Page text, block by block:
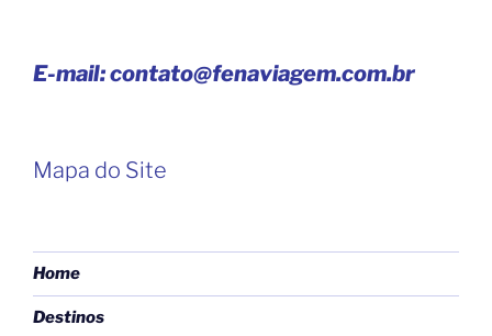
E-mail: contato@fenaviagem.com.br
Mapa do Site
Home
Destinos